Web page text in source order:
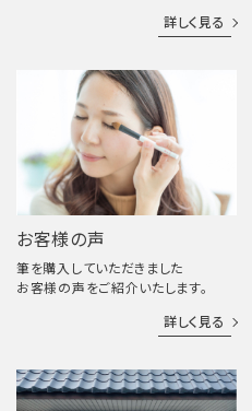
詳しく見る
お客様の声
筆を購入していただきました
お客様の声をご紹介いたします。
詳しく見る